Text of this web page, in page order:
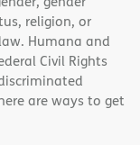
religion, or
Humana and
Civil Rights
are ways to get